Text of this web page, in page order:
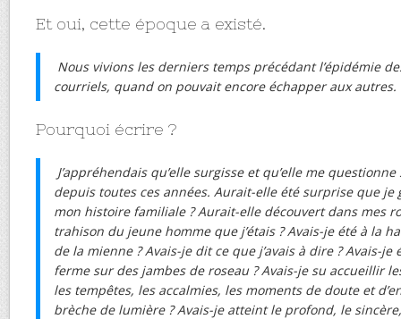
Et oui, cette époque a existé.
Nous vivions les derniers temps précédant l’épidémie
courriels, quand on pouvait encore échapper aux autres.
Pourquoi écrire ?
J’appréhendais qu’elle surgisse et qu’elle me
depuis toutes ces années. Aurait-elle été surprise que je
mon histoire familiale ? Aurait-elle découvert dans mes
trahison du jeune homme que j’étais ? Avais-je été à la
de la mienne ? Avais-je dit ce que j’avais à dire ? Avais-je
ferme sur des jambes de roseau ? Avais-je su accueillir
les tempêtes, les accalmies, les moments de doute et
brèche de lumière ? Avais-je atteint le profond, le